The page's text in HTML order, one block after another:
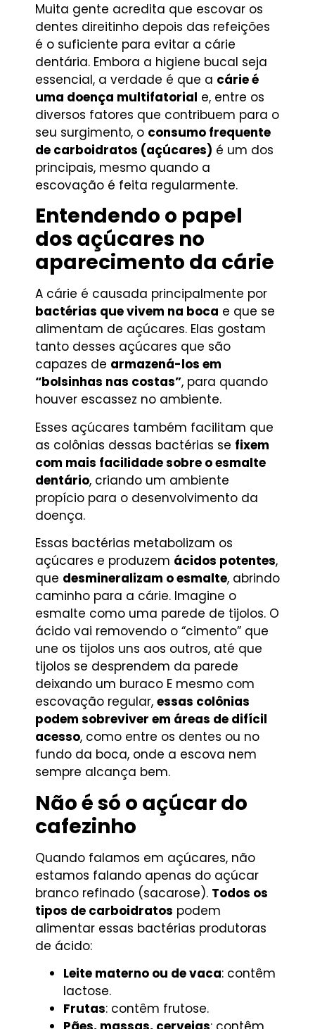
Muita gente acredita que escovar os
dentes direitinho depois das refeições
é o suficiente para evitar a cárie
dentária. Embora a higiene bucal seja
essencial, a verdade é que a cárie é
uma doença multifatorial e, entre os
diversos fatores que contribuem para o
seu surgimento, o consumo frequente
de carboidratos (açúcares) é um dos
principais, mesmo quando a
escovação é feita regularmente.
Entendendo o papel
dos açúcares no
aparecimento da cárie
A cárie é causada principalmente por
bactérias que vivem na boca e que se
alimentam de açúcares. Elas gostam
tanto desses açúcares que são
capazes de armazená-los em
“bolsinhas nas costas”, para quando
houver escassez no ambiente.
Esses açúcares também facilitam que
as colônias dessas bactérias se fixem
com mais facilidade sobre o esmalte
dentário, criando um ambiente
propício para o desenvolvimento da
doença.
Essas bactérias metabolizam os
açúcares e produzem ácidos potentes,
que desmineralizam o esmalte, abrindo
caminho para a cárie. Imagine o
esmalte como uma parede de tijolos. O
ácido vai removendo o “cimento” que
une os tijolos uns aos outros, até que
tijolos se desprendem da parede
deixando um buraco E mesmo com
escovação regular, essas colônias
podem sobreviver em áreas de difícil
acesso, como entre os dentes ou no
fundo da boca, onde a escova nem
sempre alcança bem.
Não é só o açúcar do
cafezinho
Quando falamos em açúcares, não
estamos falando apenas do açúcar
branco refinado (sacarose). Todos os
tipos de carboidratos podem
alimentar essas bactérias produtoras
de ácido:
Leite materno ou de vaca: contêm
lactose.
Frutas: contêm frutose.